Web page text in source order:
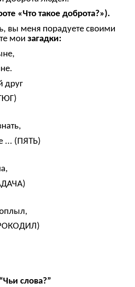
«Что такое доброта?»).
вы меня порадуете своими
мои загадки:
друг
... (ПЯТЬ)
слова?”